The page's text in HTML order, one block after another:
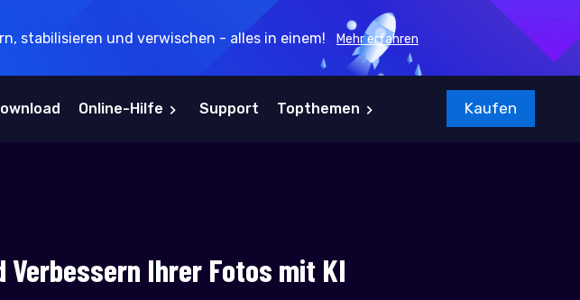
stabilisieren und verwischen - alles in einem! Mehr erfahren
Online-Hilfe Support Topthemen Kaufen
Verbessern Ihrer Fotos mit KI